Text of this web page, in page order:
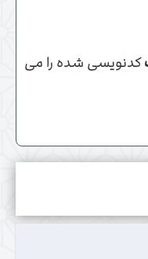
کدنویسی شده را می